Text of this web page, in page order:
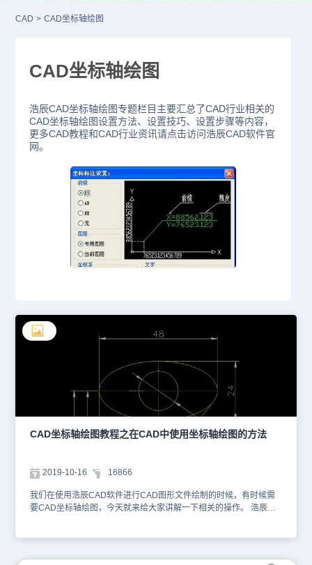
CAD > CAD坐标轴绘图
CAD坐标轴绘图
浩辰CAD坐标轴绘图专题栏目主要汇总了CAD行业相关的
CAD坐标轴绘图设置方法、设置技巧、设置步骤等内容，
更多CAD教程和CAD行业资讯请点击访问浩辰CAD软件官
网。
CAD坐标轴绘图教程之在CAD中使用坐标轴绘图的方法
2019-10-16 16866
我们在使用浩辰CAD软件进行CAD图形文件绘制的时候，有时候需
要CAD坐标轴绘图，今天就来给大家讲解一下相关的操作。 浩辰
为计算参照。 比如，下图中B的相对于坐标原点的绝对坐标为（15，